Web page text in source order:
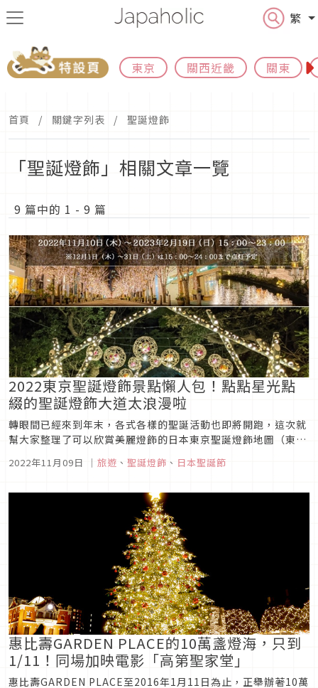
繁
東京 關西近畿 關東
首頁 關鍵字列表 聖誕燈飾
「聖誕燈飾」相關文章一覽
9 篇中的 1 - 9 篇
2022東京聖誕燈飾景點懶人包！點點星光點
綴的聖誕燈飾大道太浪漫啦
轉眼間已經來到年末，各式各樣的聖誕活動也即將開跑，這次就
幫大家整理了可以欣賞美麗燈飾的日本東京聖誕燈飾地圖（東京
氛！
2022年11月09日 ｜ 旅遊 、 聖誕燈飾 、 日本聖誕節
惠比壽GARDEN PLACE的10萬盞燈海，只到
1/11！同場加映電影「高第聖家堂」
惠比壽GARDEN PLACE至2016年1月11日為止，正舉辦著10萬